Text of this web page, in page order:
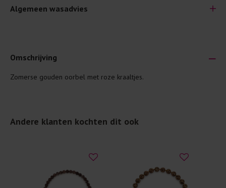
Algemeen wasadvies
Je wilt natuurlijk lang plezier hebben van je nieuwe kleding.
Wees zuinig met wasmiddel. Per kledingstuk is een drupje
Was zo koud mogelijk. Op 20 of 30 graden wassen is vaak
Omschrijving
Zomerse gouden oorbel met roze kraaltjes.
Andere klanten kochten dit ook